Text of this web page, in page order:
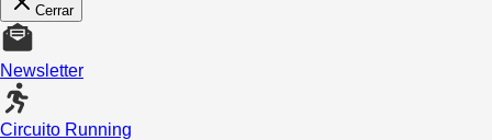
Cerrar
Newsletter
Circuito Running